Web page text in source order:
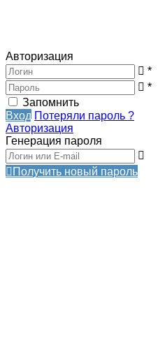
Авторизация
*
*
Запомнить
Вход Потеряли пароль ?
Авторизация
Генерация пароля
Получить новый пароль